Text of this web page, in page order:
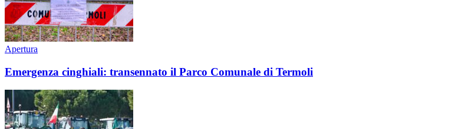
Apertura
Emergenza cinghiali: transennato il Parco Comunale di Termoli